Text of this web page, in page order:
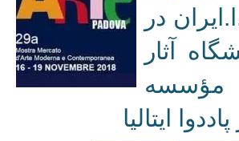
در
آثار
مؤسسه
ایتالیا